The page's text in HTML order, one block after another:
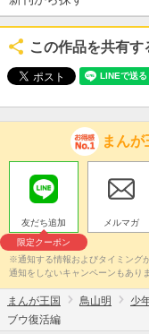
この作品を共有す
まん
友だち追加
限定クーポン
メルマガ
※通知する情報およびタイミング
通知をしないキャンペーンもあり
まんが王国 鳥山明 少
ブウ復活編